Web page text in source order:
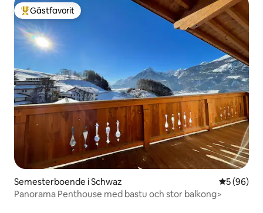
Populär gästfavorit
Gästfavorit
Semesterboende i Schwaz 5 av 5 i
5 (96)
Panorama Penthouse med bastu och stor balkong>